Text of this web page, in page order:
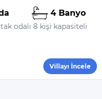
4 Banyo
odalı 8 kişi kapasiteli
Villayı İncele